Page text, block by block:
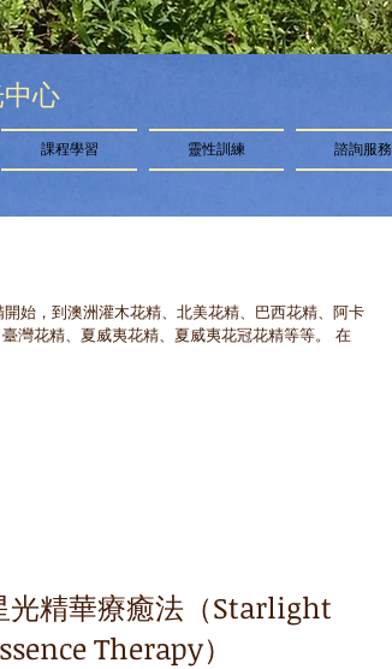
心
課程學習 靈性訓練 諮詢服務
始，到澳洲灌木花精、北美花精、巴西花精、阿卡
灣花精、夏威夷花精、夏威夷花冠花精等等。 在
光精華療癒法（Starlight
Therapy）